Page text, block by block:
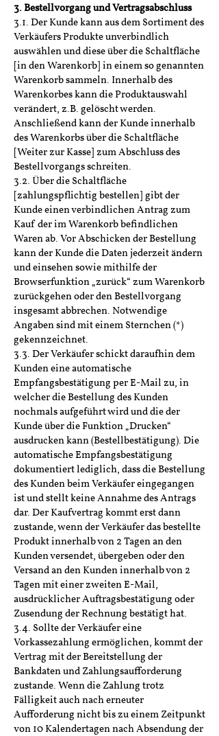
3. Bestellvorgang und Vertragsabschluss
3.1. Der Kunde kann aus dem Sortiment des
Verkäufers Produkte unverbindlich
auswählen und diese über die Schaltfläche
[in den Warenkorb] in einem so genannten
Warenkorb sammeln. Innerhalb des
Warenkorbes kann die Produktauswahl
verändert, z.B. gelöscht werden.
Anschließend kann der Kunde innerhalb
des Warenkorbs über die Schaltfläche
[Weiter zur Kasse] zum Abschluss des
Bestellvorgangs schreiten.
3.2. Über die Schaltfläche
[zahlungspflichtig bestellen] gibt der
Kunde einen verbindlichen Antrag zum
Kauf der im Warenkorb befindlichen
Waren ab. Vor Abschicken der Bestellung
kann der Kunde die Daten jederzeit ändern
und einsehen sowie mithilfe der
Browserfunktion „zurück“ zum Warenkorb
zurückgehen oder den Bestellvorgang
insgesamt abbrechen. Notwendige
Angaben sind mit einem Sternchen (*)
gekennzeichnet.
3.3. Der Verkäufer schickt daraufhin dem
Kunden eine automatische
Empfangsbestätigung per E-Mail zu, in
welcher die Bestellung des Kunden
nochmals aufgeführt wird und die der
Kunde über die Funktion „Drucken“
ausdrucken kann (Bestellbestätigung). Die
automatische Empfangsbestätigung
dokumentiert lediglich, dass die Bestellung
des Kunden beim Verkäufer eingegangen
ist und stellt keine Annahme des Antrags
dar. Der Kaufvertrag kommt erst dann
zustande, wenn der Verkäufer das bestellte
Produkt innerhalb von 2 Tagen an den
Kunden versendet, übergeben oder den
Versand an den Kunden innerhalb von 2
Tagen mit einer zweiten E-Mail,
ausdrücklicher Auftragsbestätigung oder
Zusendung der Rechnung bestätigt hat.
3.4. Sollte der Verkäufer eine
Vorkassezahlung ermöglichen, kommt der
Vertrag mit der Bereitstellung der
Bankdaten und Zahlungsaufforderung
zustande. Wenn die Zahlung trotz
Fälligkeit auch nach erneuter
Aufforderung nicht bis zu einem Zeitpunkt
von 10 Kalendertagen nach Absendung der